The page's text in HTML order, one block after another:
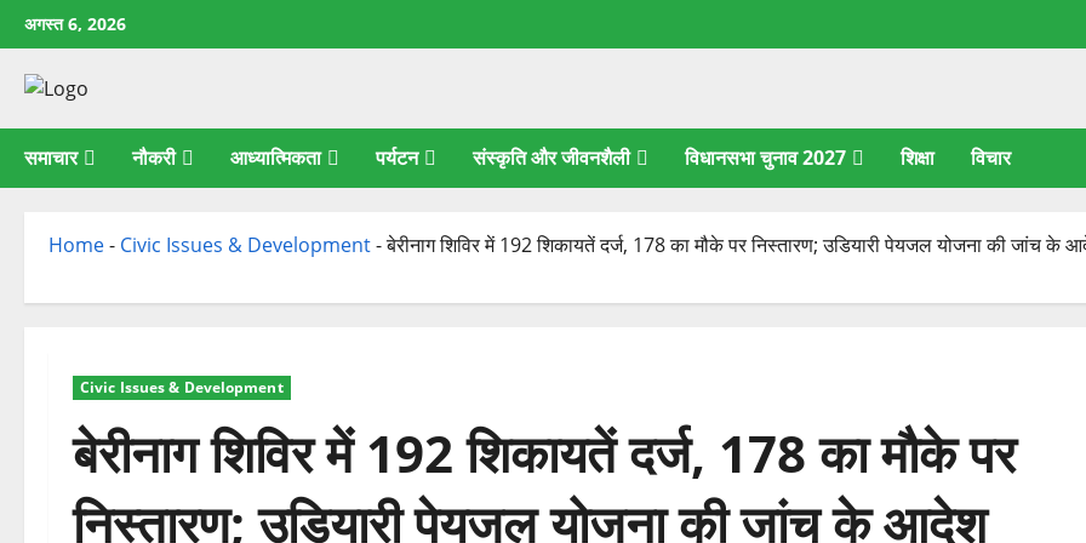
छोड़कर
सामग्री
अगस्त 6, 2026
समाचार नौकरी आध्यात्मिकता पर्यटन संस्कृति और जीवनशैली विधानसभा चुनाव 2027 शिक्षा विचार
Home- Civic Issues & Development-बेरीनाग शिविर में 192 शिकायतें दर्ज, 178 का मौके पर निस्तारण; उडियारी पेयजल योजना की जांच के
Civic Issues & Development
बेरीनाग शिविर में 192 शिकायतें दर्ज, 178 का मौके पर
निस्तारण; उडियारी पेयजल योजना की जांच के आदेश